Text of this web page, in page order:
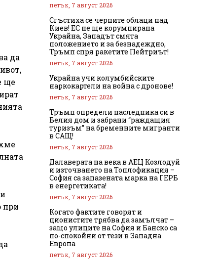
да
ще
при
петък, 7 август 2026
Сгъстиха се черните облаци над
Киев! ЕС не ще корумпирана
Украйна, Западът смята
положението и за безнадеждно,
Тръмп спря ракетите Пейтриът!
петък, 7 август 2026
Украйна учи колумбийските
наркокартели на война с дронове!
петък, 7 август 2026
Тръмп определи наследника си в
Белия дом и забрани “раждащия
туризъм” на бременните мигранти
в САЩ!
петък, 7 август 2026
Далаверата на века в АЕЦ Козлодуй
и източването на Топлофикация –
София са запазената марка на ГЕРБ
в енергетиката!
петък, 7 август 2026
Когато фактите говорят и
ционистите трябва да замълчат –
защо улиците на София и Банско са
по-спокойни от тези в Западна
Европа
петък, 7 август 2026